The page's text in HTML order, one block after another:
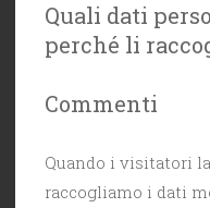
Quali dati
perché li
Commenti
Quando i visitatori
raccogliamo i dati